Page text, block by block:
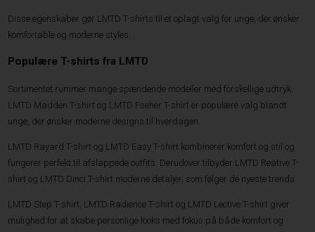
Disse egenskaber gør LMTD T-shirts til et oplagt valg for unge, der ønsker
komfortable og moderne styles.
Populære T-shirts fra LMTD
Sortimentet rummer mange spændende modeller med forskellige udtryk.
LMTD Madden T-shirt og LMTD Fseher T-shirt er populære valg blandt
unge, der ønsker moderne designs til hverdagen.
LMTD Rayard T-shirt og LMTD Easy T-shirt kombinerer komfort og stil og
fungerer perfekt til afslappede outfits. Derudover tilbyder LMTD Reative T-
shirt og LMTD Dinci T-shirt moderne detaljer, som følger de nyeste trends.
LMTD Step T-shirt, LMTD Radience T-shirt og LMTD Lective T-shirt giver
mulighed for at skabe personlige looks med fokus på både komfort og